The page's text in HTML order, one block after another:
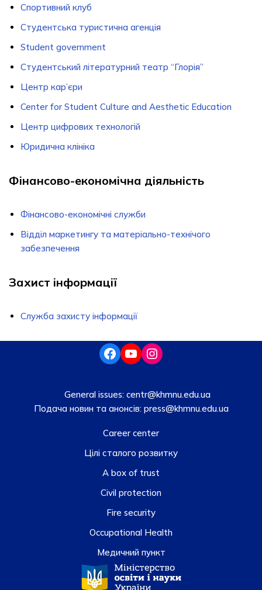
Спортивний клуб
Студентська туристична агенція
Student government
Студентський лiтературний театр “Глорiя”
Центр кар’єри
Center for Student Culture and Aesthetic Education
Центр цифрових технологій
Юридична клініка
Фінансово-економічна діяльність
Фінансово-економічні служби
Відділ маркетингу та матеріально-технічого
забезпечення
Захист інформації
Служба захисту інформації
General issues: centr@khmnu.edu.ua
Подача новин та анонсів:press@khmnu.edu.ua
Career center
Цілі сталого розвитку
A box of trust
Civil protection
Fire security
Occupational Health
Медичний пункт